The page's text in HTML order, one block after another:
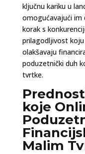
ključnu kariku u
omogućavajući im
korak s
prilagodljivost
olakšavaju
poduzetnički duh
tvrtke.
koje
Malim